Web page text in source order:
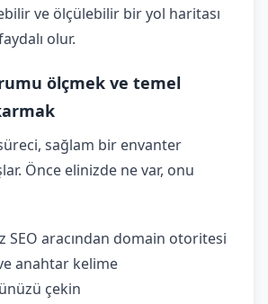
ve ölçülebilir bir yol haritası
olur.
ölçmek ve temel
sağlam bir envanter
Önce elinizde ne var, onu
SEO aracından domain otoritesi
anahtar kelime
çekin